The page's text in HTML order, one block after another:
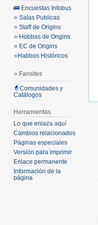
🚌 Encuestas Infobus
⭐ Salas Publicas
⭐ Staff de Origins
⭐ Hobbas de Origins
⭐ EC de Origins
⭐Habbos Históricos
⭐ Fansites
🧙Comunidades y
Catálogos
Herramientas
Lo que enlaza aquí
Cambios relacionados
Páginas especiales
Versión para imprimir
Enlace permanente
Información de la
página